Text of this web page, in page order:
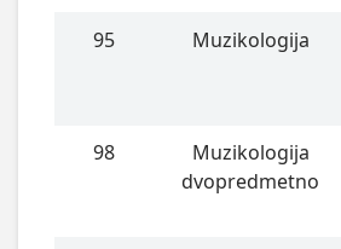
95 Muzikologija
98
Muzikologija
dvopredmetno